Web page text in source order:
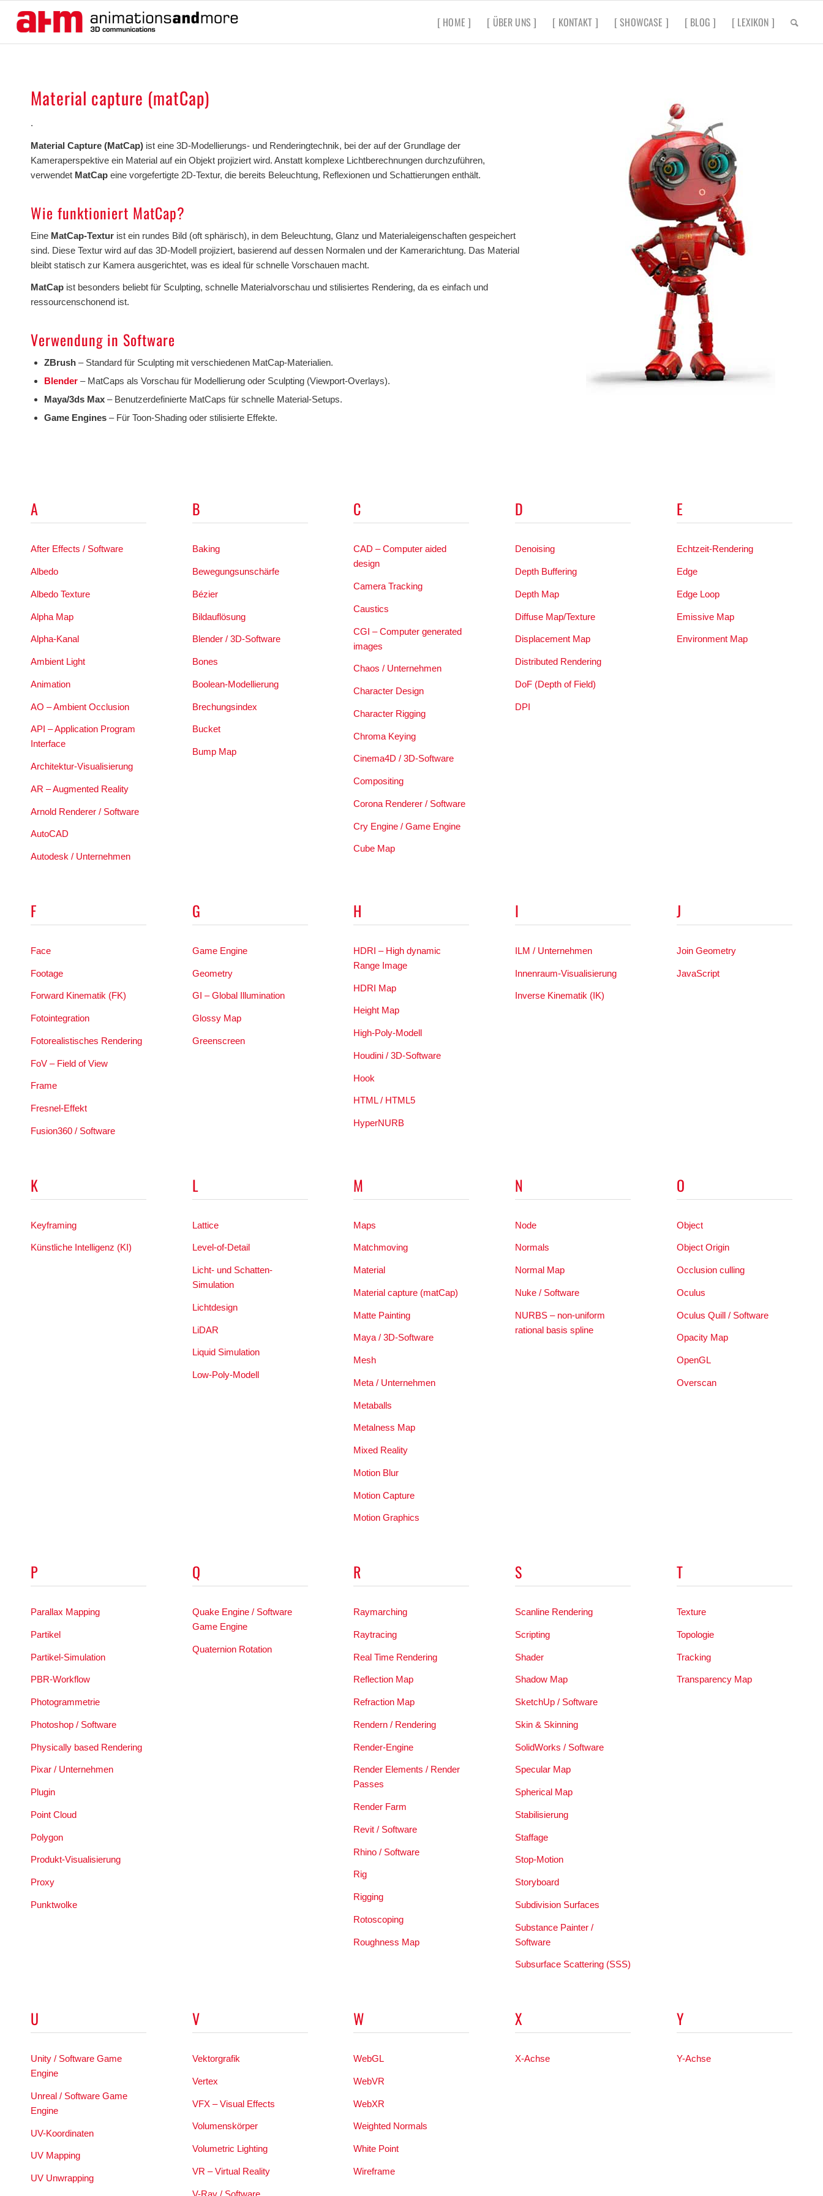
[ HOME ] [ ÜBER UNS ] [ KONTAKT ] [ SHOWCASE ] [ BLOG ] [ LEXIKON ]
Material capture (matCap)
.
Material Capture (MatCap) ist eine 3D-Modellierungs- und Renderingtechnik, bei der auf der Grundlage der
Kameraperspektive ein Material auf ein Objekt projiziert wird. Anstatt komplexe Lichtberechnungen durchzuführen,
verwendet MatCap eine vorgefertigte 2D-Textur, die bereits Beleuchtung, Reflexionen und Schattierungen enthält.
Wie funktioniert MatCap?
Eine MatCap-Textur ist ein rundes Bild (oft sphärisch), in dem Beleuchtung, Glanz und Materialeigenschaften gespeichert
sind. Diese Textur wird auf das 3D-Modell projiziert, basierend auf dessen Normalen und der Kamerarichtung. Das Material
bleibt statisch zur Kamera ausgerichtet, was es ideal für schnelle Vorschauen macht.
MatCap ist besonders beliebt für Sculpting, schnelle Materialvorschau und stilisiertes Rendering, da es einfach und
ressourcenschonend ist.
Verwendung in Software
ZBrush – Standard für Sculpting mit verschiedenen MatCap-Materialien.
Blender – MatCaps als Vorschau für Modellierung oder Sculpting (Viewport-Overlays).
Maya/3ds Max – Benutzerdefinierte MatCaps für schnelle Material-Setups.
Game Engines – Für Toon-Shading oder stilisierte Effekte.
A
After Effects / Software
Albedo
Albedo Texture
Alpha Map
Alpha-Kanal
Ambient Light
Animation
AO – Ambient Occlusion
API – Application Program
Interface
Architektur-Visualisierung
AR – Augmented Reality
Arnold Renderer / Software
AutoCAD
Autodesk / Unternehmen
B
Baking
Bewegungsunschärfe
Bézier
Bildauflösung
Blender / 3D-Software
Bones
Boolean-Modellierung
Brechungsindex
Bucket
Bump Map
C
CAD – Computer aided
design
Camera Tracking
Caustics
CGI – Computer generated
images
Chaos / Unternehmen
Character Design
Character Rigging
Chroma Keying
Cinema4D / 3D-Software
Compositing
Corona Renderer / Software
Cry Engine / Game Engine
Cube Map
D
Denoising
Depth Buffering
Depth Map
Diffuse Map/Texture
Displacement Map
Distributed Rendering
DoF (Depth of Field)
DPI
E
Echtzeit-Rendering
Edge
Edge Loop
Emissive Map
Environment Map
F
Face
Footage
Forward Kinematik (FK)
Fotointegration
Fotorealistisches Rendering
FoV – Field of View
Frame
Fresnel-Effekt
Fusion360 / Software
G
Game Engine
Geometry
GI – Global Illumination
Glossy Map
Greenscreen
H
HDRI – High dynamic
Range Image
HDRI Map
Height Map
High-Poly-Modell
Houdini / 3D-Software
Hook
HTML / HTML5
HyperNURB
I
ILM / Unternehmen
Innenraum-Visualisierung
Inverse Kinematik (IK)
J
Join Geometry
JavaScript
K
Keyframing
Künstliche Intelligenz (KI)
L
Lattice
Level-of-Detail
Licht- und Schatten-
Simulation
Lichtdesign
LiDAR
Liquid Simulation
Low-Poly-Modell
M
Maps
Matchmoving
Material
Material capture (matCap)
Matte Painting
Maya / 3D-Software
Mesh
Meta / Unternehmen
Metaballs
Metalness Map
Mixed Reality
Motion Blur
Motion Capture
Motion Graphics
N
Node
Normals
Normal Map
Nuke / Software
NURBS – non-uniform
rational basis spline
O
Object
Object Origin
Occlusion culling
Oculus
Oculus Quill / Software
Opacity Map
OpenGL
Overscan
P
Parallax Mapping
Partikel
Partikel-Simulation
PBR-Workflow
Photogrammetrie
Photoshop / Software
Physically based Rendering
Pixar / Unternehmen
Plugin
Point Cloud
Polygon
Produkt-Visualisierung
Proxy
Punktwolke
Q
Quake Engine / Software
Game Engine
Quaternion Rotation
R
Raymarching
Raytracing
Real Time Rendering
Reflection Map
Refraction Map
Rendern / Rendering
Render-Engine
Render Elements / Render
Passes
Render Farm
Revit / Software
Rhino / Software
Rig
Rigging
Rotoscoping
Roughness Map
S
Scanline Rendering
Scripting
Shader
Shadow Map
SketchUp / Software
Skin & Skinning
SolidWorks / Software
Specular Map
Spherical Map
Stabilisierung
Staffage
Stop-Motion
Storyboard
Subdivision Surfaces
Substance Painter /
Software
Subsurface Scattering (SSS)
T
Texture
Topologie
Tracking
Transparency Map
U
Unity / Software Game
Engine
Unreal / Software Game
Engine
UV-Koordinaten
UV Mapping
UV Unwrapping
V
Vektorgrafik
Vertex
VFX – Visual Effects
Volumenskörper
Volumetric Lighting
VR – Virtual Reality
V-Ray / Software
W
WebGL
WebVR
WebXR
Weighted Normals
White Point
Wireframe
X
X-Achse
Y
Y-Achse